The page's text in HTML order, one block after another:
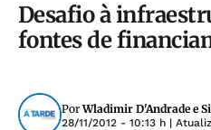
Desafio à
fontes de
PorWladimir D'Andrade e
28/11/2012 - 10:13 h |